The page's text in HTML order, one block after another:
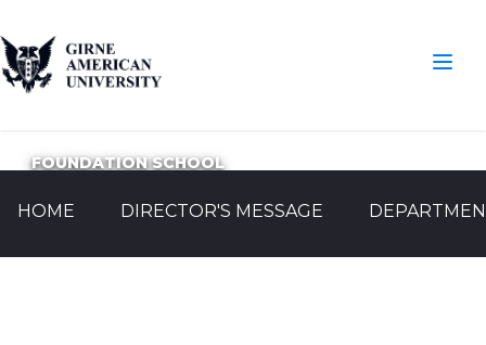
FOUNDATION SCHOOL
HOME DIRECTOR'S MESSAGE